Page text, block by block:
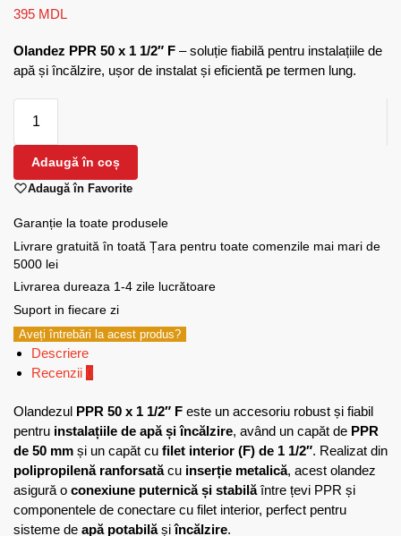
395 MDL
Olandez PPR 50 x 1 1/2″ F – soluție fiabilă pentru instalațiile de
apă și încălzire, ușor de instalat și eficientă pe termen lung.
Adaugă în coș
Adaugă în Favorite
Garanție la toate produsele
Livrare gratuită în toată Țara pentru toate comenzile mai mari de
5000 lei
Livrarea dureaza 1-4 zile lucrătoare
Suport in fiecare zi
Aveți întrebări la acest produs?
Descriere
Recenzii
Olandezul PPR 50 x 1 1/2″ F este un accesoriu robust și fiabil
pentru instalațiile de apă și încălzire, având un capăt de PPR
de 50 mm și un capăt cu filet interior (F) de 1 1/2″. Realizat din
polipropilenă ranforsatăcu inserție metalică, acest olandez
asigură o conexiune puternică și stabilăîntre țevi PPR și
componentele de conectare cu filet interior, perfect pentru
sisteme de apă potabilășiîncălzire.